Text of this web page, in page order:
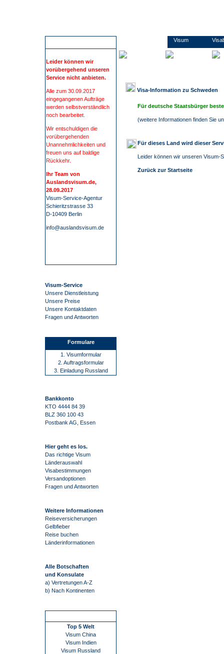
Leider können wir
vorübergehend unseren
Service nicht anbieten.
Alle zum 30.09.2017
eingegangenen Aufträge
werden selbstverständlich
noch bearbeitet.
Wir entschuldigen die
vorübergehenden
Unannehmlichkeiten und
freuen uns auf baldige
Rückkehr.
Ihr Team von
Auslandsvisum.de,
28.09.2017
Visum-Service-Agentur
Schieritzstrasse 33
D-10409 Berlin
info@auslandsvisum.de
Visum-Service
Unsere Dienstleistung
Unsere Preise
Unsere Kontaktdaten
Fragen und Antworten
Formulare
1. Visumformular
2. Auftragsformular
3. Einladung Russland
Bankkonto
KTO 4444 84 39
BLZ 360 100 43
Postbank AG, Essen
Hier geht es los.
Das richtige Visum
Länderauswahl
Visabestimmungen
Versandoptionen
Fragen und Antworten
Weitere Informationen
Reiseversicherungen
Gelbfieber
Reise buchen
Länderinformationen
Alle Botschaften
und Konsulate
a) Vertretungen A-Z
b) Nach Kontinenten
Top 5 Welt
Visum China
Visum Indien
Visum Russland
Visum
Visa-Information zu Schweden
Für deutsche Staatsbürger
(weitere Informationen finden Sie
Für dieses Land wird dieser
Leider können wir unseren Visum-
Zurück zur Startseite